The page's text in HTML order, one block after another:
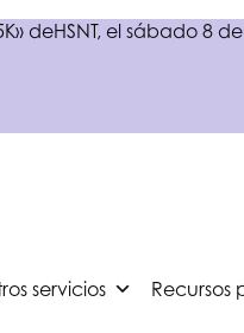
deHSNT, el sábado 8
servicios Recursos